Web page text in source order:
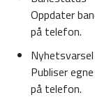
Oppdater
på telefon.
Publiser
på telefon.